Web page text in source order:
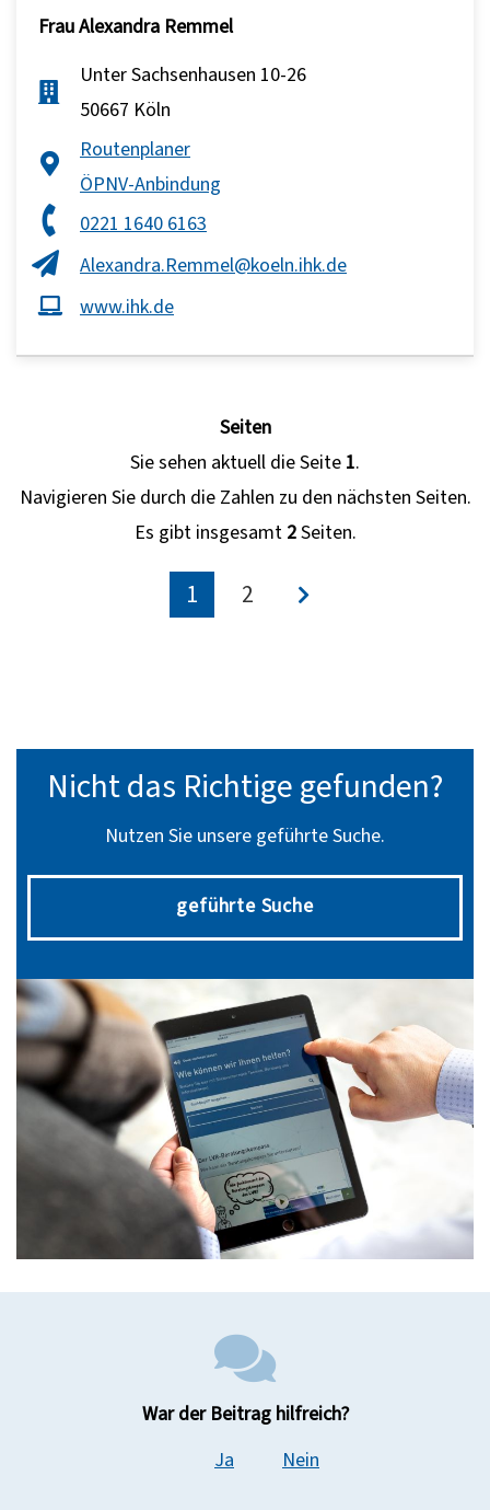
FrauAlexandra Remmel
Unter Sachsenhausen 10-26
50667 Köln
Routenplaner
ÖPNV-Anbindung
0221 1640 6163
Alexandra.Remmel@koeln.ihk.de
www.ihk.de
Seiten
Sie sehen aktuell die Seite 1.
Navigieren Sie durch die Zahlen zu den nächsten Seiten.
Es gibt insgesamt 2Seiten.
1 2
Nicht das Richtige gefunden?
Nutzen Sie unsere geführte Suche.
geführte Suche
War der Beitrag hilfreich?
Ja
Nein